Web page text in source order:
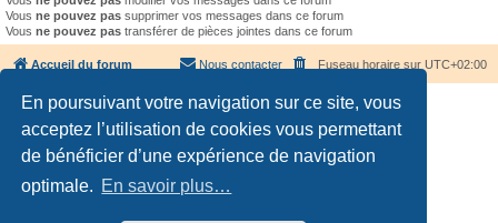
En poursuivant votre navigation sur ce site, vous
acceptez l’utilisation de cookies vous permettant
de bénéficier d’une expérience de navigation
optimale. En savoir plus…
Vous ne pouvez pas supprimer vos messages dans ce forum
Vous ne pouvez pas transférer de pièces jointes dans ce forum
Accueil du forum Fuseau horaire sur UTC+02:00
Nous contacter
Développé par phpBB